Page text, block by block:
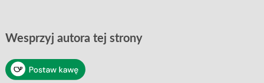
Wesprzyj autora tej strony